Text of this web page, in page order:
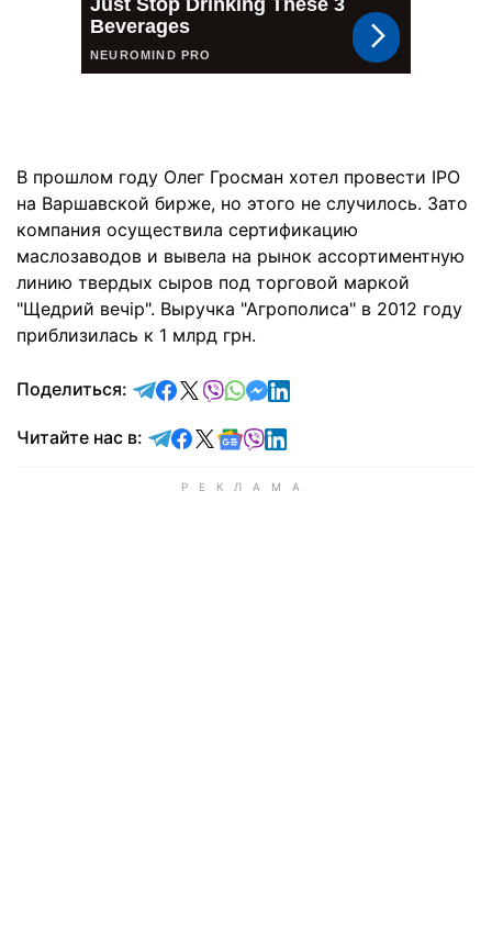
В прошлом году Олег Гросман хотел провести IPO
на Варшавской бирже, но этого не случилось. Зато
компания осуществила сертификацию
маслозаводов и вывела на рынок ассортиментную
линию твердых сыров под торговой маркой
"Щедрий вечір". Выручка "Агрополиса" в 2012 году
приблизилась к 1 млрд грн.
Поделиться: отправить в Telegram
поделиться в Facebook
поделиться в X
отправить в Viber
отправить в Whatsapp
отправить в Messenger
отправить в LinkedIn
Читайте нас в: Читайте в Telegram
Читайте в Facebook
Читайте в X
Читайте в Google news
Читайте в Viber
Читайте в LinkedIn